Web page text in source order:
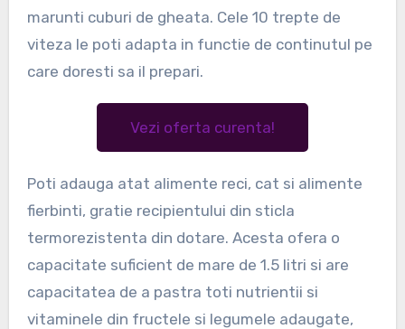
marunti cuburi de gheata. Cele 10 trepte de
viteza le poti adapta in functie de continutul pe
care doresti sa il prepari.
Vezi oferta curenta!
Poti adauga atat alimente reci, cat si alimente
fierbinti, gratie recipientului din sticla
termorezistenta din dotare. Acesta ofera o
capacitate suficient de mare de 1.5 litri si are
capacitatea de a pastra toti nutrientii si
vitaminele din fructele si legumele adaugate,